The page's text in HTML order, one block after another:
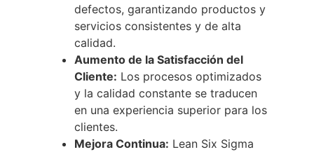
defectos, garantizando productos y
servicios consistentes y de alta
calidad.
Aumento de la Satisfacción del
Cliente: Los procesos optimizados
y la calidad constante se traducen
en una experiencia superior para los
clientes.
Mejora Continua: Lean Six Sigma